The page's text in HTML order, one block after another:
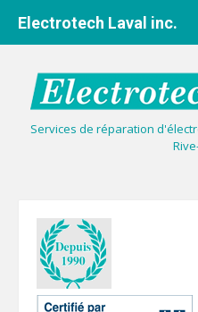
Services de réparation
Electrotech Laval inc.